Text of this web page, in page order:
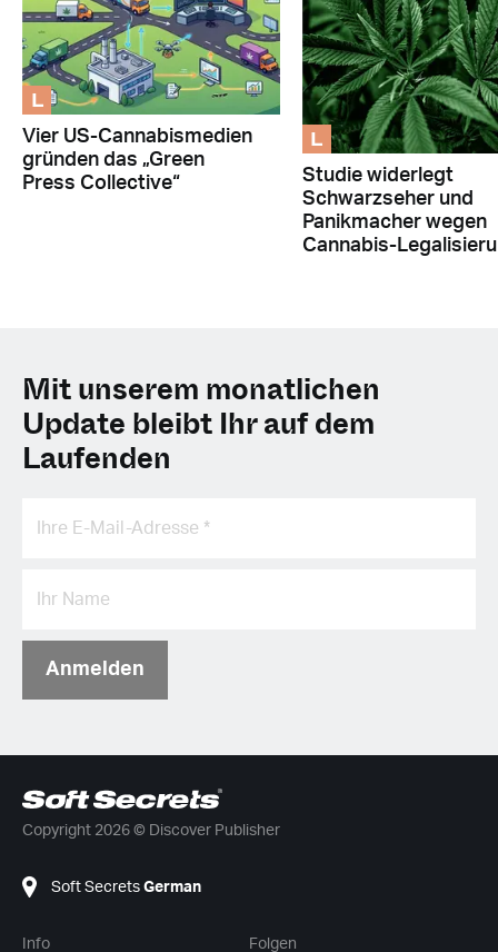
L
Vier US-Cannabismedien
gründen das „Green
Press Collective“
L
Studie widerlegt
Schwarzseher und
Panikmacher wegen
Cannabis-
Mit unserem monatlichen
Update bleibt Ihr auf dem
Laufenden
Anmelden
Copyright 2026 © Discover Publisher
Soft Secrets German
Info Folgen